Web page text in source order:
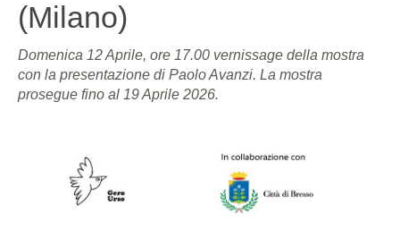
(Milano)
Domenica 12 Aprile, ore 17.00 vernissage della mostra
con la presentazione di Paolo Avanzi. La mostra
prosegue fino al 19 Aprile 2026.